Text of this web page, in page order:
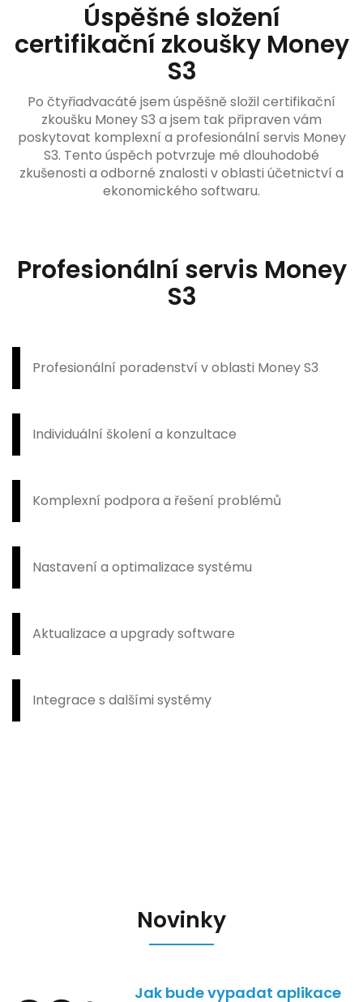
Úspěšné složení
certifikační zkoušky Money
S3
Po čtyřiadvacáté jsem úspěšně složil certifikační
zkoušku Money S3 a jsem tak připraven vám
poskytovat komplexní a profesionální servis Money
S3. Tento úspěch potvrzuje mé dlouhodobé
zkušenosti a odborné znalosti v oblasti účetnictví a
ekonomického softwaru.
Profesionální servis Money
S3
Profesionální poradenství v oblasti Money S3
Individuální školení a konzultace
Komplexní podpora a řešení problémů
Nastavení a optimalizace systému
Aktualizace a upgrady software
Integrace s dalšími systémy
Novinky
Jak bude vypadat aplikace